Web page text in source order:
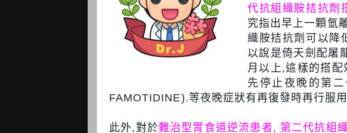
代抗組織胺拮抗劑
究指出早上一顆氫
織胺拮抗劑可以降
以說是倚天劍配屠
月以上,這樣的搭
先停止夜晚的第
FAMOTIDINE).等夜晚症狀有再復發時再行服
此外,對於難治型胃食道逆流患者, 第二代抗組